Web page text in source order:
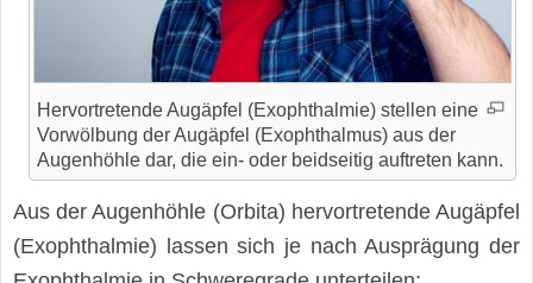
Hervortretende Augäpfel (Exophthalmie) stellen eine
Vorwölbung der Augäpfel (Exophthalmus) aus der
Augenhöhle dar, die ein- oder beidseitig auftreten kann.
Aus der Augenhöhle (Orbita) hervortretende Augäpfel
(Exophthalmie) lassen sich je nach Ausprägung der